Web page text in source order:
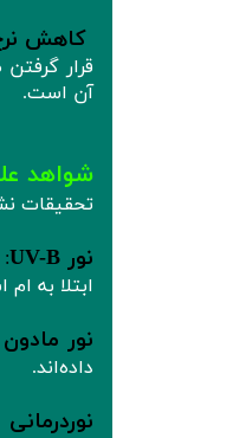
کاهش
آن است.
شواهد
تحقیقات
نور UV-B :
ابتلا به
نور
داده‌اند.